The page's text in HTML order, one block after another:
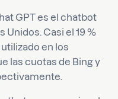
GPT es el chatbot
Unidos. Casi el 19 %
en los
las cuotas de Bing y